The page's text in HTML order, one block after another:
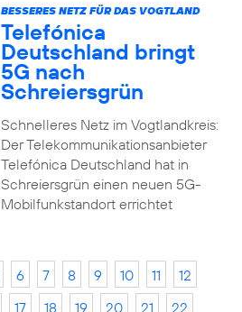
BESSERES NETZ FÜR DAS VOGTLAND
Telefónica
Deutschland bringt
5G nach
Schreiersgrün
Schnelleres Netz im Vogtlandkreis:
Der Telekommunikationsanbieter
Telefónica Deutschland hat in
Schreiersgrün einen neuen 5G-
Mobilfunkstandort errichtet
6 7 8 9 10 11
12
17 18 19 20 21 22